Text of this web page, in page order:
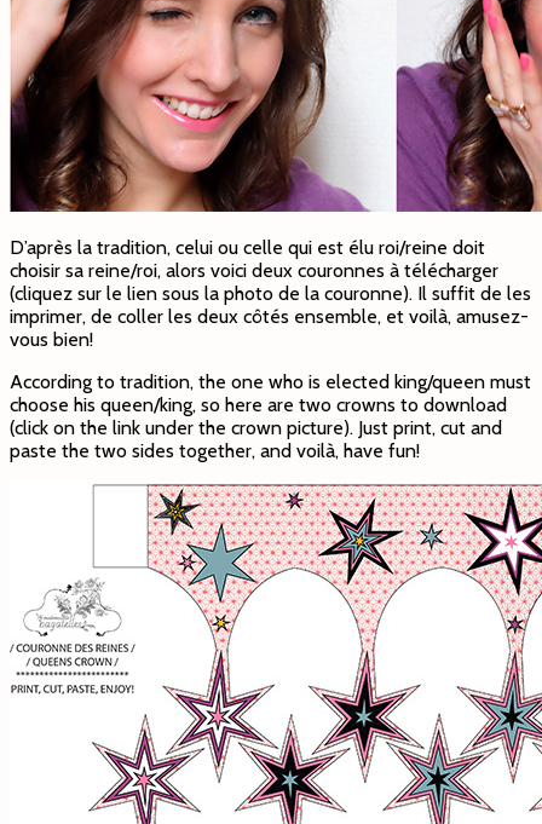
D’après la tradition, celui ou celle qui est élu roi/reine doit
choisir sa reine/roi, alors voici deux couronnes à télécharger
(cliquez sur le lien sous la photo de la couronne). Il suffit de les
imprimer, de coller les deux côtés ensemble, et voilà, amusez-
vous bien!
According to tradition, the one who is elected king/queen must
choose his queen/king, so here are two crowns to download
(click on the link under the crown picture). Just print, cut and
paste the two sides together, and voilà, have fun!